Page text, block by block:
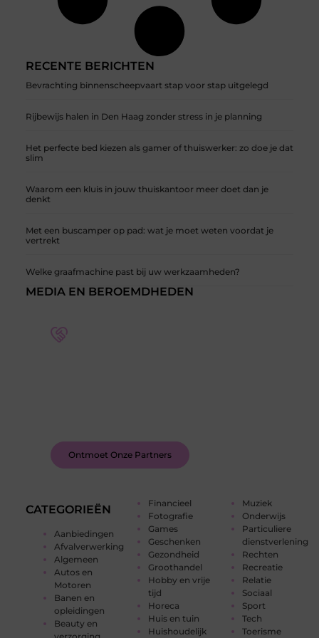
RECENTE BERICHTEN
Bevrachting binnenscheepvaart stap voor stap uitgelegd
Rijbewijs halen in Den Haag zonder stress in je planning
Het perfecte bed kiezen als gamer of thuiswerker: zo doe je dat
slim
Waarom een kluis in jouw thuiskantoor meer doet dan je
denkt
Met een buscamper op pad: wat je moet weten voordat je
vertrekt
Welke graafmachine past bij uw werkzaamheden?
CATEGORIEËN
Aanbiedingen
Afvalverwerking
Algemeen
Autos en
Motoren
Banen en
opleidingen
Beauty en
Financieel
Fotografie
Games
Geschenken
Gezondheid
Groothandel
Hobby en vrije
tijd
Horeca
Huis en tuin
Huishoudelijk
Muziek
Onderwijs
Particuliere
dienstverlening
Rechten
Recreatie
Relatie
Sociaal
Sport
Tech
Toerisme
MEDIA EN BEROEMDHEDEN
Ontmoet Onze Partners